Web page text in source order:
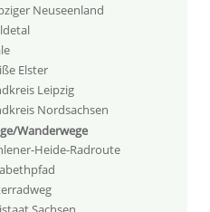
Neuseenland
Elster
Leipzig
Nordsachsen
Wanderwege
Heide-Radroute